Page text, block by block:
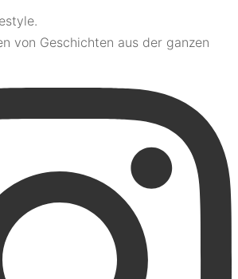
von Geschichten aus der ganzen